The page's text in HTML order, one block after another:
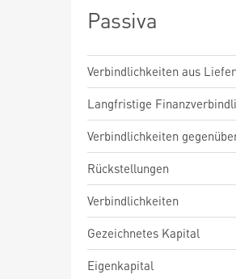
Passiva
Verbindlichkeiten aus
Langfristige
Verbindlichkeiten
Rückstellungen
Verbindlichkeiten
Gezeichnetes Kapital
Eigenkapital